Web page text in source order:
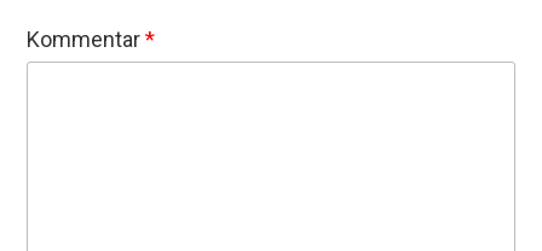
Kommentar*